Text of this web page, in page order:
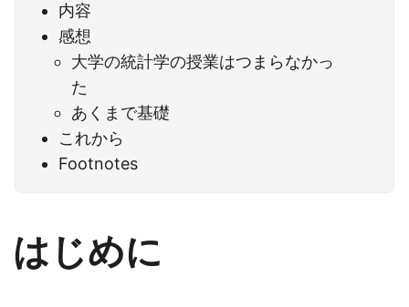
内容
感想
大学の統計学の授業はつまらなかっ
た
あくまで基礎
これから
Footnotes
はじめに